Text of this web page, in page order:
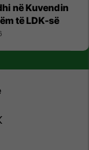
në Kuvendin
të LDK-së